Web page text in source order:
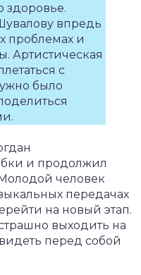
здоровье.
впредь
проблемах и
Артистическая
с
было
и продолжил
человек
передачах
на новый этап.
выходить на
перед собой